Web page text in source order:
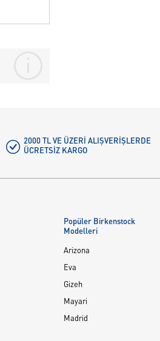
2000 TL VE ÜZERİ ALIŞVERİŞLERDE
ÜCRETSIZ KARGO
Popüler Birkenstock
Modelleri
Arizona
Eva
Gizeh
Mayari
Madrid